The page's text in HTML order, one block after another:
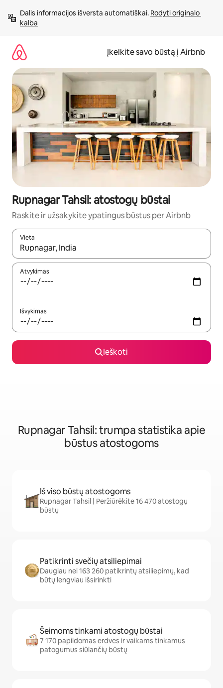
prie
turinio
Dalis informacijos išversta automatiškai. Rodyti originalo
kalba
Įkelkite savo būstą į Airbnb
Rupnagar Tahsil: atostogų būstai
Raskite ir užsakykite ypatingus būstus per Airbnb
Vieta
Kai pasirodys paieškos rezultatai, juos naršyti galite
Atvykimas
Išvykimas
Ieškoti
Rupnagar Tahsil: trumpa statistika apie
būstus atostogoms
Iš viso būstų atostogoms
Rupnagar Tahsil | Peržiūrėkite 16 470 atostogų
būstų
Patikrinti svečių atsiliepimai
Daugiau nei 163 260 patikrintų atsiliepimų, kad
būtų lengviau išsirinkti
Šeimoms tinkami atostogų būstai
7 170 papildomas erdves ir vaikams tinkamus
patogumus siūlančių būstų